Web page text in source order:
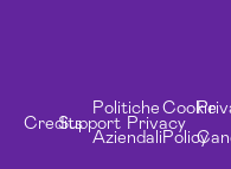
CreditsSupport
Politiche
Aziendali
Privacy
Cookie
Policy